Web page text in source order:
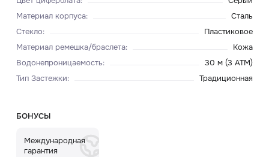
Материал корпуса:
Сталь
Стекло:
Пластиковое
Материал ремешка/браслета:
Кожа
Водонепроницаемость:
30 м (3 ATM)
Тип Застежки: Традиционная
БОНУСЫ
Международная
гарантия